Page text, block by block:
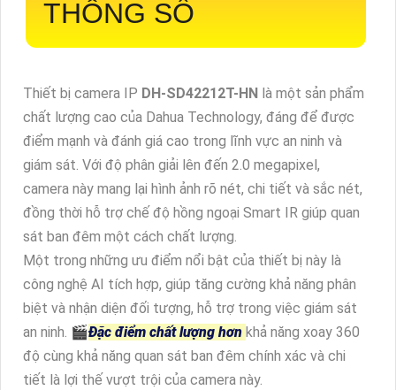
THÔNG SỐ
Thiết bị camera IP DH-SD42212T-HN là một sản phẩm
chất lượng cao của Dahua Technology, đáng để được
điểm mạnh và đánh giá cao trong lĩnh vực an ninh và
giám sát. Với độ phân giải lên đến 2.0 megapixel,
camera này mang lại hình ảnh rõ nét, chi tiết và sắc nét,
đồng thời hỗ trợ chế độ hồng ngoại Smart IR giúp quan
sát ban đêm một cách chất lượng.
Một trong những ưu điểm nổi bật của thiết bị này là
công nghệ AI tích hợp, giúp tăng cường khả năng phân
biệt và nhận diện đối tượng, hỗ trợ trong việc giám sát
an ninh. 🎬Đặc điểm chất lượng hơn khả năng xoay 360
độ cùng khả năng quan sát ban đêm chính xác và chi
tiết là lợi thế vượt trội của camera này.